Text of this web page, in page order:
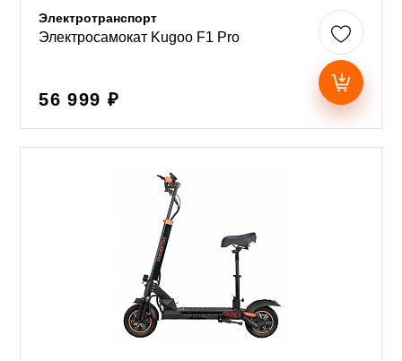
Электротранспорт
Электросамокат Kugoo F1 Pro
56 999 ₽